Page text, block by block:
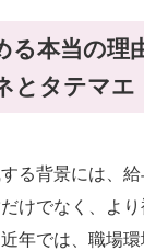
る本当の理
とタテマエ
る背景には、
けでなく、よ
年では、職場